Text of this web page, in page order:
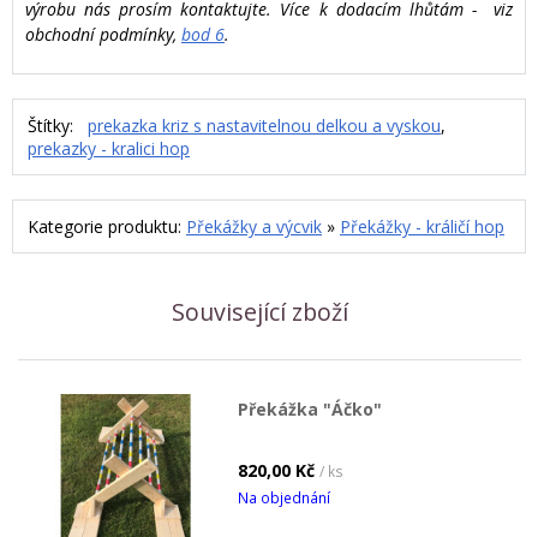
výrobu nás prosím kontaktujte. Více k dodacím lhůtám - viz
obchodní podmínky, bod 6.
Štítky: prekazka kriz s nastavitelnou delkou a vyskou,
prekazky - kralici hop
Kategorie produktu: Překážky a výcvik » Překážky - králičí hop
Související zboží
Překážka "Áčko"
820,00 Kč / ks
Na objednání